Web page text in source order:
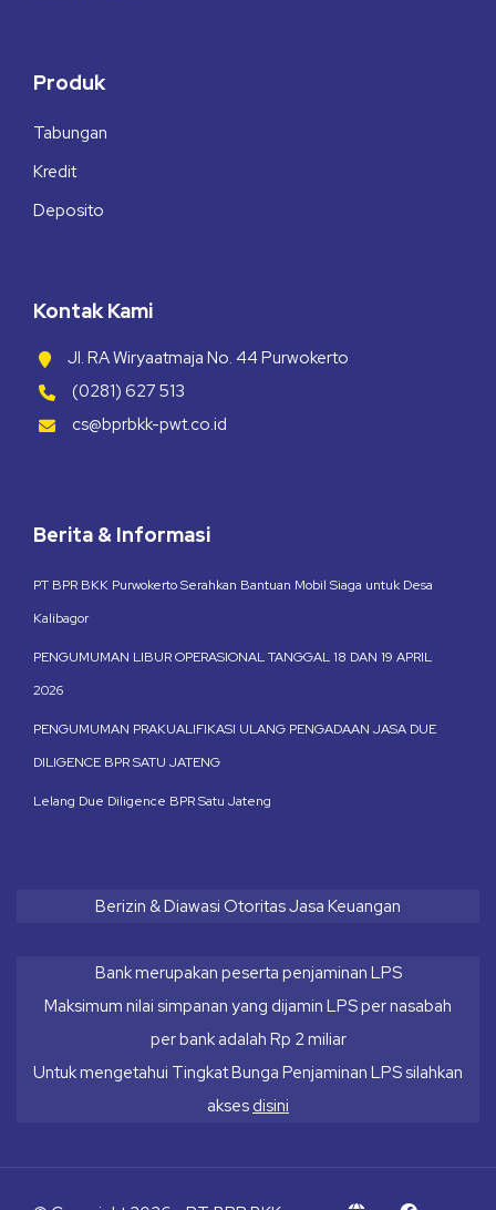
Produk
Tabungan
Kredit
Deposito
Kontak Kami
Jl. RA Wiryaatmaja No. 44 Purwokerto
(0281) 627 513
cs@bprbkk-pwt.co.id
Berita & Informasi
PT BPR BKK Purwokerto Serahkan Bantuan Mobil Siaga untuk Desa
Kalibagor
PENGUMUMAN LIBUR OPERASIONAL TANGGAL 18 DAN 19 APRIL
2026
PENGUMUMAN PRAKUALIFIKASI ULANG PENGADAAN JASA DUE
DILIGENCE BPR SATU JATENG
Lelang Due Diligence BPR Satu Jateng
Berizin & Diawasi Otoritas Jasa Keuangan
Bank merupakan peserta penjaminan LPS
Maksimum nilai simpanan yang dijamin LPS per nasabah
per bank adalah Rp 2 miliar
Untuk mengetahui Tingkat Bunga Penjaminan LPS silahkan
akses disini